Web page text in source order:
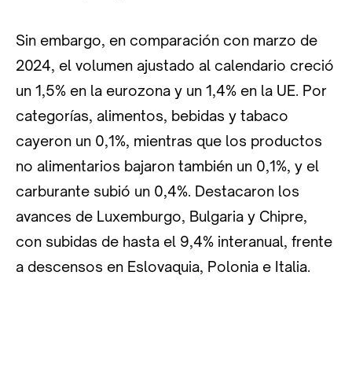
Sin embargo, en comparación con marzo de
2024, el volumen ajustado al calendario creció
un 1,5% en la eurozona y un 1,4% en la UE. Por
categorías, alimentos, bebidas y tabaco
cayeron un 0,1%, mientras que los productos
no alimentarios bajaron también un 0,1%, y el
carburante subió un 0,4%. Destacaron los
avances de Luxemburgo, Bulgaria y Chipre,
con subidas de hasta el 9,4% interanual, frente
a descensos en Eslovaquia, Polonia e Italia.